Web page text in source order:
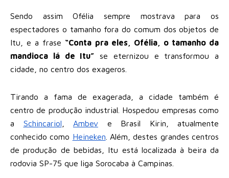
Sendo assim Ofélia sempre mostrava para os
espectadores o tamanho fora do comum dos objetos de
Itu, e a frase “Conta pra eles, Ofélia, o tamanho da
mandioca lá de Itu” se eternizou e transformou a
cidade, no centro dos exageros.
Tirando a fama de exagerada, a cidade também é
centro de produção industrial. Hospedou empresas como
a Schincariol Ambev e Brasil Kirin, atualmente
conhecido como Heineken . Além, destes grandes centros
de produção de bebidas, Itu está localizada à beira da
rodovia SP-75 que liga Sorocaba à Campinas.